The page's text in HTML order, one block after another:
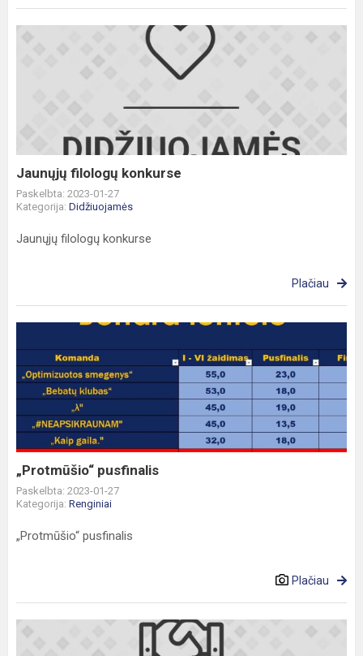
Jaunųjų
Jaunųjų filologų konkurse
Paskelbta: 2023-01-27
Kategorija: Didžiuojamės
Jaunųjų filologų konkurse
Plačiau
„Protmūšio“
pusfinalis
„Protmūšio“ pusfinalis
Paskelbta: 2023-01-27
Kategorija: Renginiai
„Protmūšio“ pusfinalis
Plačiau
Sveikiname